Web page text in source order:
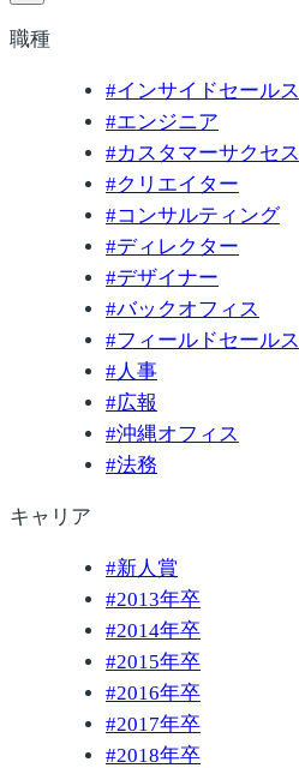
職種
#インサイドセールス
#エンジニア
#カスタマーサクセス
#クリエイター
#コンサルティング
#ディレクター
#デザイナー
#バックオフィス
#フィールドセールス
#人事
#広報
#沖縄オフィス
#法務
キャリア
#新人賞
#2013年卒
#2014年卒
#2015年卒
#2016年卒
#2017年卒
#2018年卒